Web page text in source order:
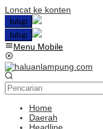
Loncat ke konten
tutup
tutup
Menu Mobile
Home
Daerah